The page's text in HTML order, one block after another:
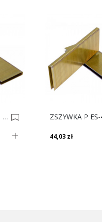
ZSZYWKA P ES-30 Op. 4400 0004098
44,03 zł